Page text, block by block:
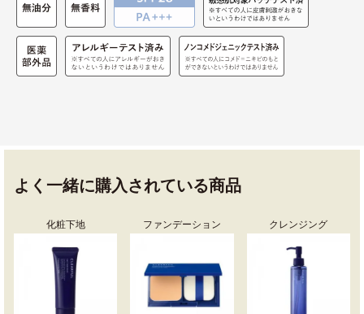
よく一緒に購入されている商品
化粧下地 ファンデーション クレンジング